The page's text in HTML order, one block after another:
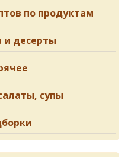
по продуктам
и десерты
супы